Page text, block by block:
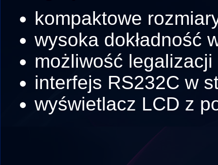
kompaktowe
wysoka dokładność
możliwość legalizacji
interfejs RS232C w
wyświetlacz LCD z